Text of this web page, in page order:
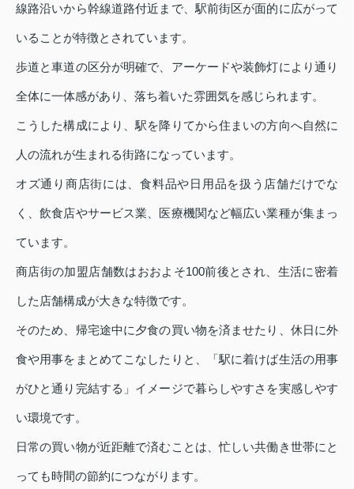
線路沿いから幹線道路付近まで、駅前街区が面的に広がって
いることが特徴とされています。
歩道と車道の区分が明確で、アーケードや装飾灯により通り
全体に一体感があり、落ち着いた雰囲気を感じられます。
こうした構成により、駅を降りてから住まいの方向へ自然に
人の流れが生まれる街路になっています。
オズ通り商店街には、食料品や日用品を扱う店舗だけでな
く、飲食店やサービス業、医療機関など幅広い業種が集まっ
ています。
商店街の加盟店舗数はおおよそ100前後とされ、生活に密着
した店舗構成が大きな特徴です。
そのため、帰宅途中に夕食の買い物を済ませたり、休日に外
食や用事をまとめてこなしたりと、「駅に着けば生活の用事
がひと通り完結する」イメージで暮らしやすさを実感しやす
い環境です。
日常の買い物が近距離で済むことは、忙しい共働き世帯にと
っても時間の節約につながります。